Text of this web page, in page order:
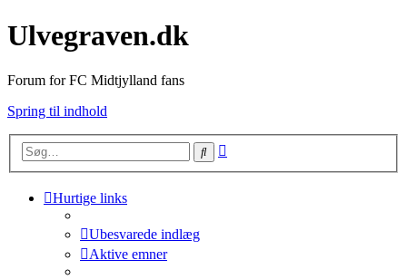
Ulvegraven.dk
Forum for FC Midtjylland fans
Spring til indhold
Søg
Hurtige links
Ubesvarede indlæg
Aktive emner